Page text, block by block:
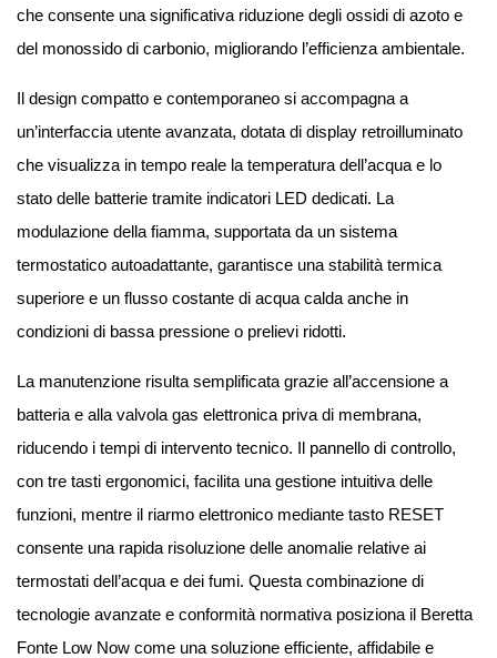
che consente una significativa riduzione degli ossidi di azoto e
del monossido di carbonio, migliorando l’efficienza ambientale.
Il design compatto e contemporaneo si accompagna a
un’interfaccia utente avanzata, dotata di display retroilluminato
che visualizza in tempo reale la temperatura dell’acqua e lo
stato delle batterie tramite indicatori LED dedicati. La
modulazione della fiamma, supportata da un sistema
termostatico autoadattante, garantisce una stabilità termica
superiore e un flusso costante di acqua calda anche in
condizioni di bassa pressione o prelievi ridotti.
La manutenzione risulta semplificata grazie all’accensione a
batteria e alla valvola gas elettronica priva di membrana,
riducendo i tempi di intervento tecnico. Il pannello di controllo,
con tre tasti ergonomici, facilita una gestione intuitiva delle
funzioni, mentre il riarmo elettronico mediante tasto RESET
consente una rapida risoluzione delle anomalie relative ai
termostati dell’acqua e dei fumi. Questa combinazione di
tecnologie avanzate e conformità normativa posiziona il Beretta
Fonte Low Now come una soluzione efficiente, affidabile e